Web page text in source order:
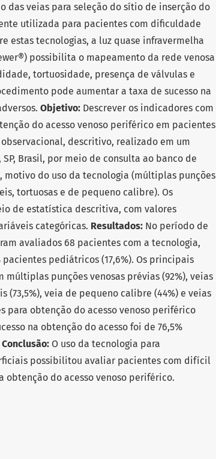
das veias para seleção do sítio de inserção do
utilizada para pacientes com dificuldade
estas tecnologias, a luz quase infravermelha
possibilita o mapeamento da rede venosa
tortuosidade, presença de válvulas e
pode aumentar a taxa de sucesso na
Objetivo: Descrever os indicadores com
do acesso venoso periférico em pacientes
observacional, descritivo, realizado em um
Brasil, por meio de consulta ao banco de
do uso da tecnologia (múltiplas punções
tortuosas e de pequeno calibre). Os
de estatística descritiva, com valores
categóricas. Resultados: No período de
avaliados 68 pacientes com a tecnologia,
pacientes pediátricos (17,6%). Os principais
punções venosas prévias (92%), veias
(73,5%), veia de pequeno calibre (44%) e veias
para obtenção do acesso venoso periférico
na obtenção do acesso foi de 76,5%
Conclusão: O uso da tecnologia para
possibilitou avaliar pacientes com difícil
obtenção do acesso venoso periférico.